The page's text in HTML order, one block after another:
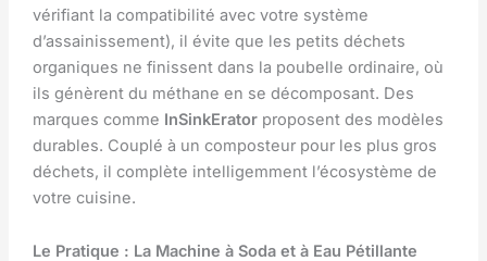
vérifiant la compatibilité avec votre système
d’assainissement), il évite que les petits déchets
organiques ne finissent dans la poubelle ordinaire, où
ils génèrent du méthane en se décomposant. Des
marques comme InSinkEratorproposent des modèles
durables. Couplé à un composteur pour les plus gros
déchets, il complète intelligemment l’écosystème de
votre cuisine.
Le Pratique : La Machine à Soda et à Eau Pétillante